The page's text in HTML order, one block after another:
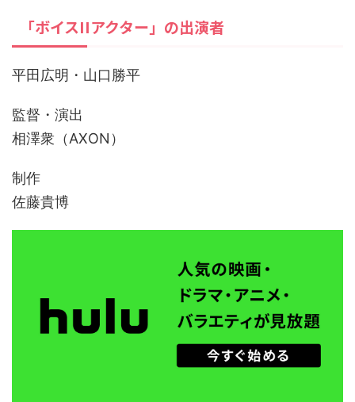
「ボイスIIアクター」の出演者
平田広明・山口勝平
監督・演出
相澤衆（AXON）
制作
佐藤貴博